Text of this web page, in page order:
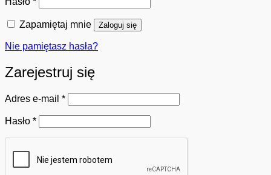
Zapamiętaj mnie Zaloguj się
Nie pamiętasz hasła?
Zarejestruj się
Adres e-mail *Wymagane
Hasło *Wymagane